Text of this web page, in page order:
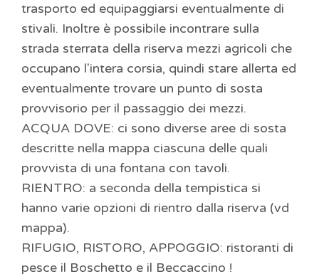
trasporto ed equipaggiarsi eventualmente di
stivali. Inoltre è possibile incontrare sulla
strada sterrata della riserva mezzi agricoli che
occupano l'intera corsia, quindi stare allerta ed
eventualmente trovare un punto di sosta
provvisorio per il passaggio dei mezzi.
ACQUA DOVE: ci sono diverse aree di sosta
descritte nella mappa ciascuna delle quali
provvista di una fontana con tavoli.
RIENTRO: a seconda della tempistica si
hanno varie opzioni di rientro dalla riserva (vd
mappa).
RIFUGIO, RISTORO, APPOGGIO: ristoranti di
pesce il Boschetto e il Beccaccino !